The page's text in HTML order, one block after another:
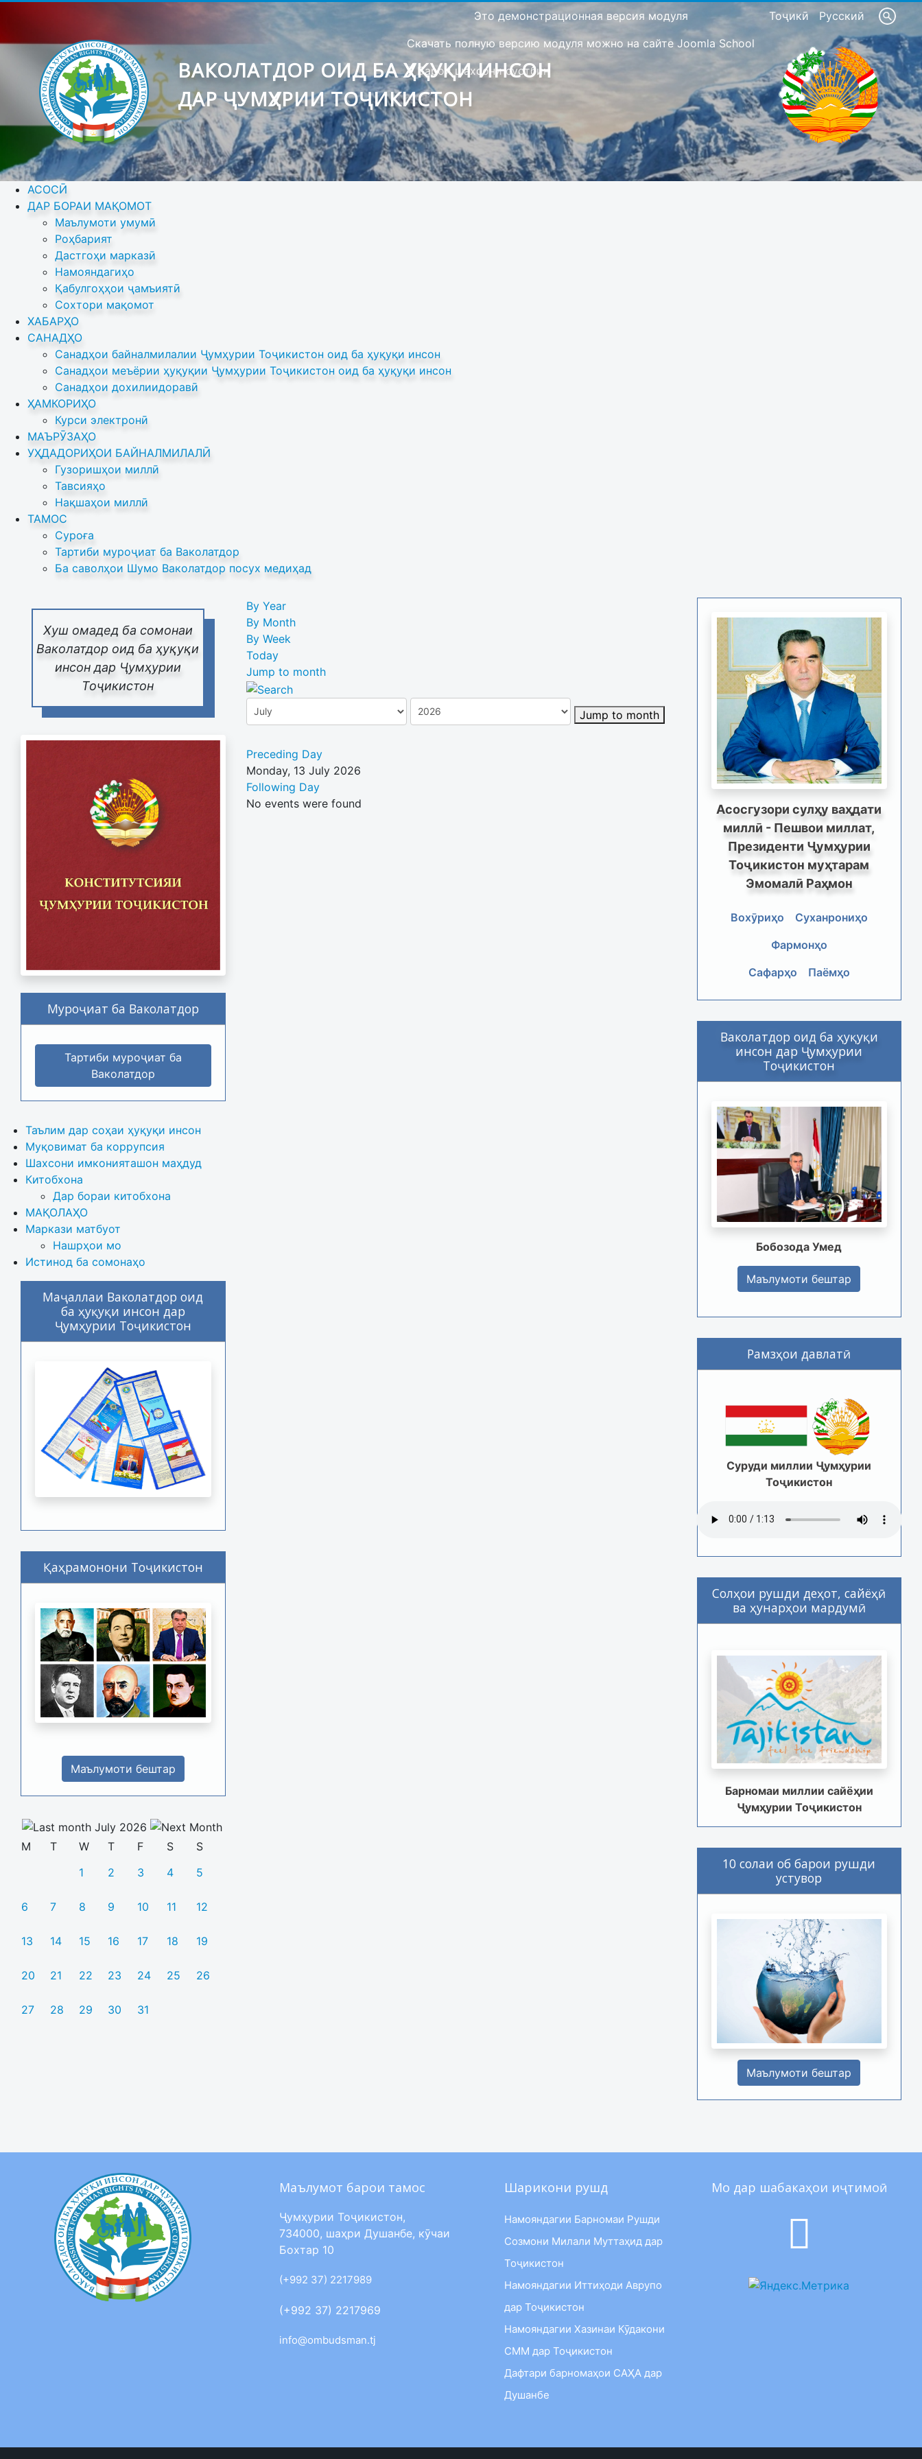
Тоҷикӣ Русский
Это демонстрационная версия модуля
Скачать полную версию модуля можно на сайте Joomla School
Барои шахсони сустбин
ВАКОЛАТДОР ОИД БА ҲУҚУҚИ ИНСОН
ДАР ҶУМҲУРИИ ТОҶИКИСТОН
АСОСӢ
ДАР БОРАИ МАҚОМОТ
Маълумоти умумӣ
Роҳбарият
Дастгоҳи марказӣ
Намояндагиҳо
Қабулгоҳҳои ҷамъиятӣ
Сохтори мақомот
ХАБАРҲО
САНАДҲО
Санадҳои байналмилалии Ҷумҳурии Тоҷикистон оид ба ҳуқуқи инсон
Санадҳои меъёрии ҳуқуқии Ҷумҳурии Тоҷикистон оид ба ҳуқуқи инсон
Санадҳои дохилиидоравӣ
ҲАМКОРИҲО
Курси электронӣ
МАЪРӮЗАҲО
УҲДАДОРИҲОИ БАЙНАЛМИЛАЛӢ
Гузоришҳои миллӣ
Тавсияҳо
Нақшаҳои миллӣ
ТАМОС
Суроға
Тартиби муроҷиат ба Ваколатдор
Ба саволҳои Шумо Ваколатдор посух медиҳад
Хуш омадед ба сомонаи
Ваколатдор оид ба ҳуқуқи
инсон дар Ҷумҳурии
Тоҷикистон
Муроҷиат ба Ваколатдор
Тартиби муроҷиат ба
Ваколатдор
Таълим дар соҳаи ҳуқуқи инсон
Муқовимат ба коррупсия
Шахсони имконияташон маҳдуд
Китобхона
Дар бораи китобхона
МАҚОЛАҲО
Маркази матбуот
Нашрҳои мо
Истинод ба сомонаҳо
Маҷаллаи Ваколатдор оид
ба ҳуқуқи инсон дар
Ҷумҳурии Тоҷикистон
Қаҳрамонони Тоҷикистон
Маълумоти бештар
July 2026
M
T W T F S
S
1
2 3 4 5
6 7 8 9 10 11 12
13 14 15 16 17 18 19
20 21 22 23 24 25 26
27 28 29 30 31
By Year
By Month
By Week
Today
Jump to month
Jump to month
Preceding Day
Monday, 13 July 2026
Following Day
No events were found
Асосгузори сулҳу ваҳдати
миллӣ - Пешвои миллат,
Президенти Ҷумҳурии
Тоҷикистон муҳтарам
Эмомалӣ Раҳмон
Вохӯриҳо
Суханрониҳо
Фармонҳо
Сафарҳо
Паёмҳо
Ваколатдор оид ба ҳуқуқи
инсон дар Ҷумҳурии
Тоҷикистон
Бобозода Умед
Маълумоти бештар
Рамзҳои давлатӣ
Суруди миллии Ҷумҳурии
Тоҷикистон
Солҳои рушди деҳот, сайёҳӣ
ва ҳунарҳои мардумӣ
Барномаи миллии сайёҳии
Ҷумҳурии Тоҷикистон
10 солаи об барои рушди
устувор
Маълумоти бештар
Маълумот барои тамос
Ҷумҳурии Тоҷикистон,
734000, шаҳри Душанбе, кӯчаи
Бохтар 10
(+992 37) 2217989
(+992 37) 2217969
info@ombudsman.tj
Шарикони рушд
Намояндагии Барномаи Рушди
Созмони Милали Муттаҳид дар
Тоҷикистон
Намояндагии Иттиҳоди Аврупо
дар Тоҷикистон
Намояндагии Хазинаи Кӯдакони
СММ дар Тоҷикистон
Дафтари барномаҳои САҲА дар
Душанбе
Мо дар шабакаҳои иҷтимоӣ